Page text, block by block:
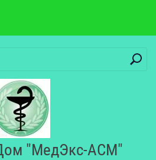
"МедЭкс-АСМ"